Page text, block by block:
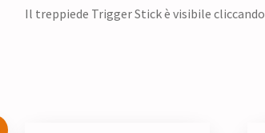
Il treppiede Trigger Stick è visibile cliccando